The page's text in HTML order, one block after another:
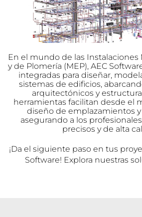
En el mundo de las Instalaciones
y de Plomería (MEP), AEC
integradas para diseñar,
sistemas de edificios,
arquitectónicos y
herramientas facilitan desde el
diseño de emplazamientos
asegurando a los
precisos y de alta
¡Da el siguiente paso en tus
Software! Explora nuestras